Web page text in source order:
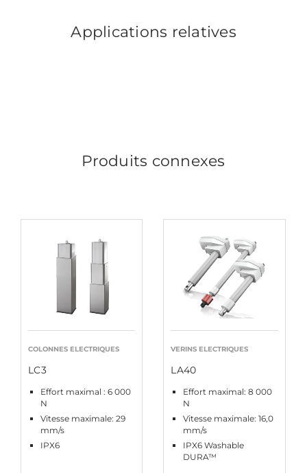
Applications relatives
Produits connexes
COLONNES ELECTRIQUES
LC3
Effort maximal : 6 000
N
Vitesse maximale: 29
mm/s
IPX6
VERINS ELECTRIQUES
LA40
Effort maximal: 8 000
N
Vitesse maximale: 16,0
mm/s
IPX6 Washable
DURA™